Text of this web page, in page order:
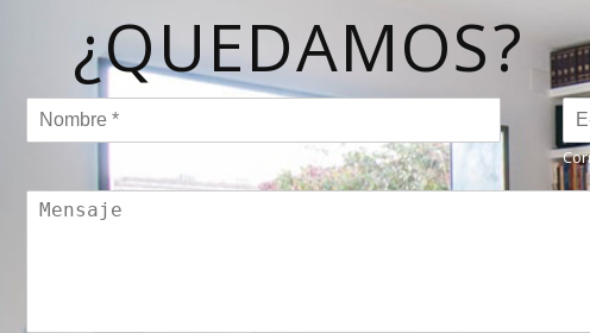
¿QUEDAMOS?